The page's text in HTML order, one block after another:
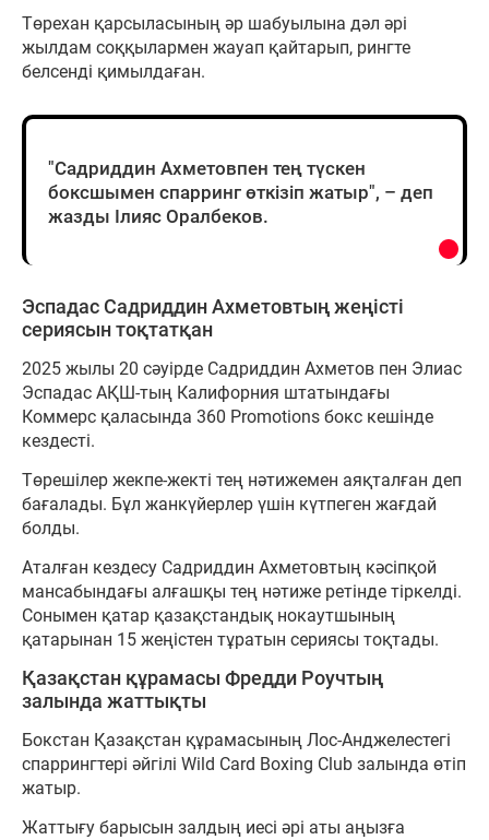
Төрехан қарсыласының әр шабуылына дәл әрі
жылдам соққылармен жауап қайтарып, рингте
белсенді қимылдаған.
"Садриддин Ахметовпен тең түскен
боксшымен спарринг өткізіп жатыр", – деп
жазды Ілияс Оралбеков.
Эспадас Садриддин Ахметовтың жеңісті
сериясын тоқтатқан
2025 жылы 20 сәуірде Садриддин Ахметов пен Элиас
Эспадас АҚШ-тың Калифорния штатындағы
Коммерс қаласында 360 Promotions бокс кешінде
кездесті.
Төрешілер жекпе-жекті тең нәтижемен аяқталған деп
бағалады. Бұл жанкүйерлер үшін күтпеген жағдай
болды.
Аталған кездесу Садриддин Ахметовтың кәсіпқой
мансабындағы алғашқы тең нәтиже ретінде тіркелді.
Сонымен қатар қазақстандық нокаутшының
қатарынан 15 жеңістен тұратын сериясы тоқтады.
Қазақстан құрамасы Фредди Роучтың
залында жаттықты
Бокстан Қазақстан құрамасының Лос-Анджелестегі
спаррингтері әйгілі Wild Card Boxing Club залында өтіп
жатыр.
Жаттығу барысын залдың иесі әрі аты аңызға